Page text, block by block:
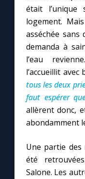
était l’unique
logement.
asséchée sans
demanda à
l’eau
l’accueillit
tous les deux
faut espérer
allèrent donc,
abondamment
Une partie des
été
Salone. Les